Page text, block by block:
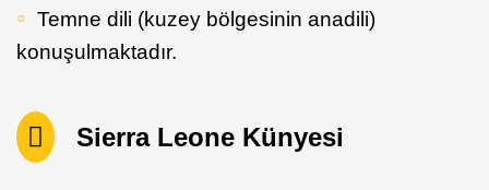
Temne dili (kuzey bölgesinin anadili)
konuşulmaktadır.
Sierra Leone Künyesi